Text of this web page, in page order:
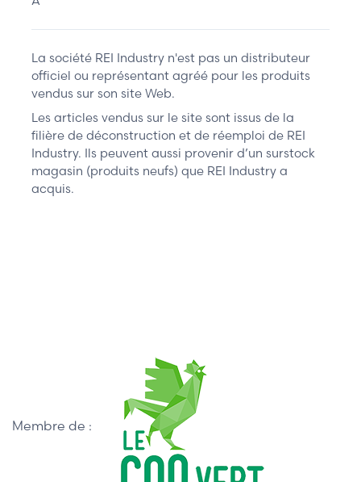
La société REI Industry n'est pas un distributeur
officiel ou représentant agréé pour les produits
vendus sur son site Web.
Les articles vendus sur le site sont issus de la
filière de déconstruction et de réemploi de REI
Industry. Ils peuvent aussi provenir d’un surstock
magasin (produits neufs) que REI Industry a
acquis.
Membre de :